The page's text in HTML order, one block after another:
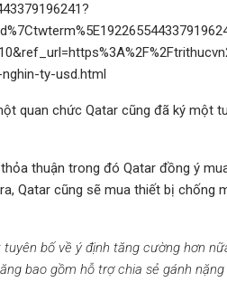
ty-usd.html
quan chức Qatar cũng đã ký một
thuận trong đó Qatar đồng ý
Qatar cũng sẽ mua thiết bị chống
tuyên bố về ý định tăng cường hơn
bao gồm hỗ trợ chia sẻ gánh